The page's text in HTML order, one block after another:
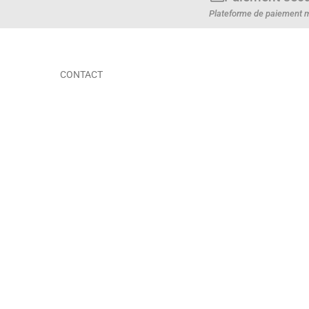
Plateforme de paiement
CONTACT